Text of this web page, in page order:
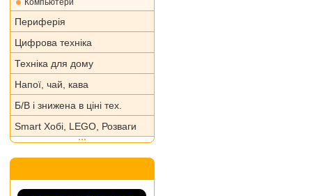
Компьютери
Периферія
Цифрова техніка
Техніка для дому
Напої, чай, кава
Б/В і знижена в ціні тех.
Smart Хобі, LEGO, Розваги